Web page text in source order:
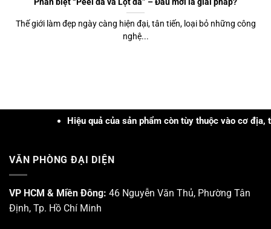
Thế giới làm đẹp ngày càng hiện đại, tân tiến, loại bỏ những công
nghệ...
Hiệu quả của sản phẩm còn tùy thuộc vào cơ địa,
VĂN PHÒNG ĐẠI DIỆN
VP HCM & Miền Đông: 46 Nguyễn Văn Thủ, Phường Tân
Định, Tp. Hồ Chí Minh